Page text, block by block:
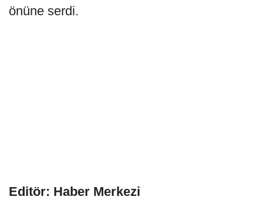
önüne serdi.
Editör: Haber Merkezi